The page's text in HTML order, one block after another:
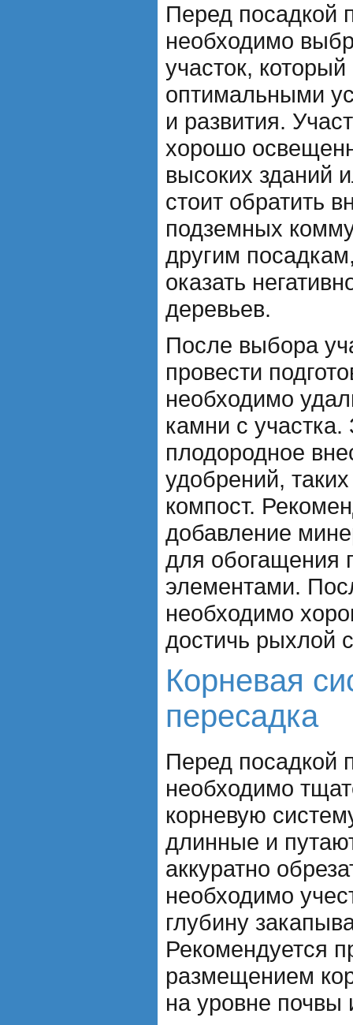
Перед посадкой
необходимо
участок,
оптимальными
и развития.
хорошо
высоких зданий
стоит обратить
подземных
другим
оказать
деревьев.
После выбора
провести
необходимо
камни с
плодородное
удобрений,
компост.
добавление
для обогащения
элементами.
необходимо
достичь рыхлой
Корневая
пересадка
Перед посадкой
необходимо
корневую
длинные и
аккуратно
необходимо
глубину
Рекомендуется
размещением
на уровне